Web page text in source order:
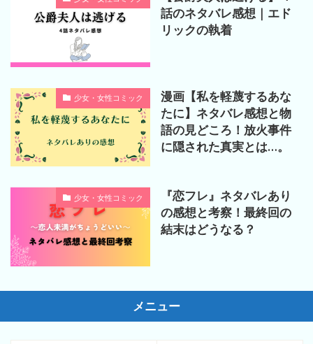
話のネタバレ感想｜エド
リックの執着
少女・女性コミック
漫画【私を軽蔑するあな
たに】ネタバレ感想と物
語の見どころ！放火事件
に隠された真実とは…。
少女・女性コミック
『恋フレ』ネタバレあり
の感想と考察！最終回の
結末はどうなる？
メニュー